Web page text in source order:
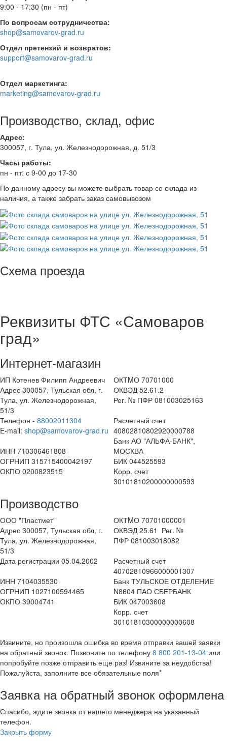
9:00 - 17:30 (пн - пт)
По вопросам сотрудничества:
shop@samovarov-grad.ru
Отдел претензий и возвратов:
support@samovarov-grad.ru
Отдел маркетинга:
marketing@samovarov-grad.ru
Производство, склад, офис
Адрес:
300057, г. Тула, ул. Железнодорожная, д. 51/3
Часы работы:
пн - пт: с 9-00 до 17-30
По данному адресу вы можете выбрать товар со склада из
наличия, а также забрать заказ самовывозом
Схема проезда
Реквизиты ФТС «Самоваров
град»
Интернет-магазин
ИП Котенев Филипп Андреевич
Адрес 300057, Тульская обл, г.
Тула, ул. Железнодорожная,
51/3
Телефон - 88002011304
E-mail: shop@samovarov-grad.ru
ИНН 710306461808
ОГРНИП 315715400042197
ОКПО 0200823515
ОКТMО 70701000
ОКВЭД 52.61.2
Рег. № ПФР 081003025163
Расчетный счет
40802810802920000788
Банк АО "АЛЬФА-БАНК",
МОСКВА
БИК 044525593
Kорр. счет
30101810200000000593
Производство
ООО "Пластмет"
Адрес 300057, Тульская обл, г.
Тула, ул. Железнодорожная,
51/3
Дата регистрации 05.04.2002
ИНН 7104035530
ОГРНИП 1027100594465
ОКПО 39004741
ОКТMО 70701000001
ОКВЭД 25.61 Рег. №
ПФР 081003018082
Расчетный счет
40702810966000001307
Банк ТУЛЬСКОЕ ОТДЕЛЕНИЕ
N8604 ПАО СБЕРБАНК
БИК 047003608
Корр. счет
30101810300000000608
Извините, но произошла ошибка во время отправки вашей заявки
на обратный звонок. Позвоните по телефону 8 800 201-13-04 или
попробуйте позже отправить еще раз! Извините за неудобства!
Пожалуйста, заполните все обязательные поля*
Заявка на обратный звонок оформлена
Спасибо, ждите звонка от нашего менеджера на указанный
телефон.
Закрыть форму